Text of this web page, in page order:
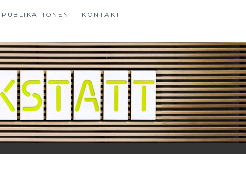
PUBLIKATIONEN
KONTAKT